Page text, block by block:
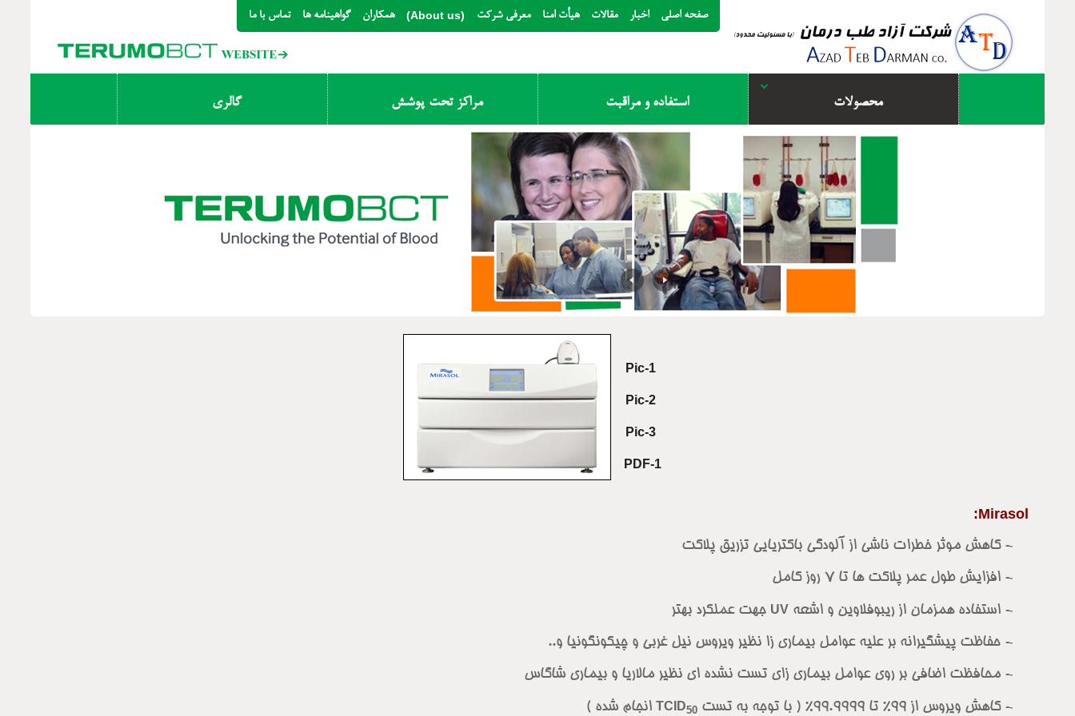
تماس با ما گواهینامه ها همکاران (About us) معرفی شرکت هیأت امنا مقالات اخبار صفحه اصلي
محصولات استفاده و مراقبت مراکز تحت پوشش گالری
Pic-1
Pic-2
Pic-3
PDF-1
Mirasol:
- کاهش موثر خطرات ناشی از آلودگی باکتریایی تزریق پلاکت
- افزایش طول عمر پلاکت ها تا 7 روز کامل
- استفاده همزمان از ریبوفلاوین و اشعه UV جهت عملکرد بهتر
- حفاظت پیشگیرانه بر علیه عوامل بیماری زا نظیر ویروس نیل غربی و چیکونگونیا و..
- محافظت اضافی بر روی عوامل بیماری زای تست نشده ای نظیر مالاریا و بیماری شاگاس
- کاهش ویروس از 99% تا 99.9999% ( با توجه به تست TCID50 انجام شده )